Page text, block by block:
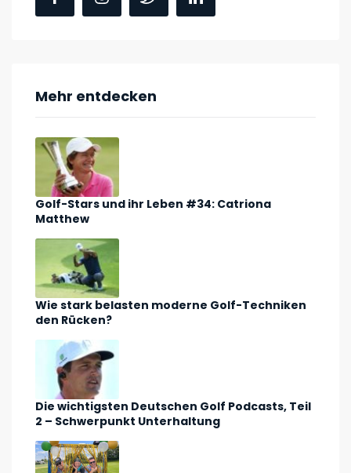
Mehr entdecken
Golf-Stars und ihr Leben #34: Catriona
Matthew
Wie stark belasten moderne Golf-Techniken
den Rücken?
Die wichtigsten Deutschen Golf Podcasts, Teil
2 – Schwerpunkt Unterhaltung